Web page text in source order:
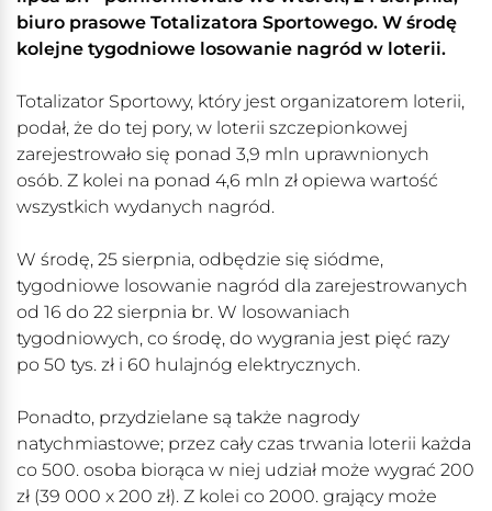
biuro prasowe Totalizatora Sportowego. W środę
kolejne tygodniowe losowanie nagród w loterii.
Totalizator Sportowy, który jest organizatorem loterii,
podał, że do tej pory, w loterii szczepionkowej
zarejestrowało się ponad 3,9 mln uprawnionych
osób. Z kolei na ponad 4,6 mln zł opiewa wartość
wszystkich wydanych nagród.
W środę, 25 sierpnia, odbędzie się siódme,
tygodniowe losowanie nagród dla zarejestrowanych
od 16 do 22 sierpnia br. W losowaniach
tygodniowych, co środę, do wygrania jest pięć razy
po 50 tys. zł i 60 hulajnóg elektrycznych.
Ponadto, przydzielane są także nagrody
natychmiastowe; przez cały czas trwania loterii każda
co 500. osoba biorąca w niej udział może wygrać 200
zł (39 000 x 200 zł). Z kolei co 2000. grający może